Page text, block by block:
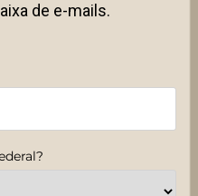
de e-mails.